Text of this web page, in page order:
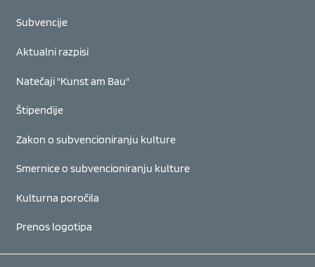
Subvencije
Aktualni razpisi
Natečaji "Kunst am Bau"
Štipendije
Zakon o subvencioniranju kulture
Smernice o subvencioniranju kulture
Kulturna poročila
Prenos logotipa